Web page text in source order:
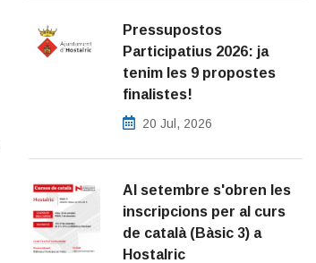
Pressupostos
Participatius 2026: ja
tenim les 9 propostes
finalistes!
20 Jul, 2026
Al setembre s'obren les
inscripcions per al curs
de català (Bàsic 3) a
Hostalric